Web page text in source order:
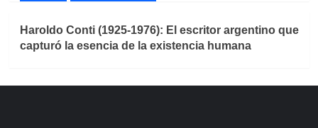
Haroldo Conti (1925-1976): El escritor argentino que
capturó la esencia de la existencia humana